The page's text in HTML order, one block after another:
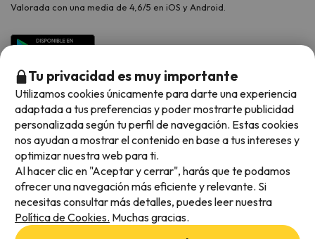
Valorada con una media de 4,6/5 en iOS y Android.
Métodos de pago disponibles
Tu privacidad es muy importante
Utilizamos cookies únicamente para darte una experiencia
adaptada a tus preferencias y poder mostrarte publicidad
personalizada según tu perfil de navegación. Estas cookies
nos ayudan a mostrar el contenido en base a tus intereses y
optimizar nuestra web para ti.
Al hacer clic en "Aceptar y cerrar", harás que te podamos
ofrecer una navegación más eficiente y relevante. Si
necesitas consultar más detalles, puedes leer nuestra
Política de Cookies. Muchas gracias.